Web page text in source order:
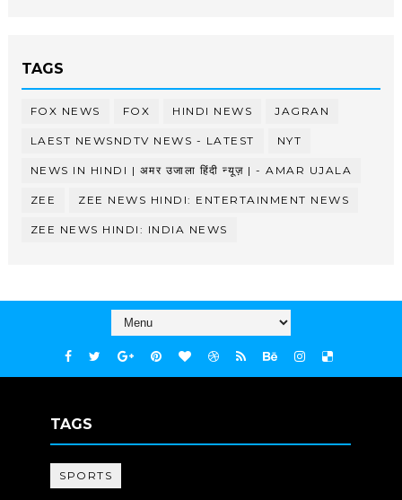
TAGS
FOX NEWS FOX HINDI NEWS JAGRAN
LAEST NEWSNDTV NEWS - LATEST NYT
NEWS IN HINDI | अमर उजाला हिंदी न्यूज़ | - AMAR UJALA
ZEE ZEE NEWS HINDI: ENTERTAINMENT NEWS
ZEE NEWS HINDI: INDIA NEWS
TAGS
SPORTS